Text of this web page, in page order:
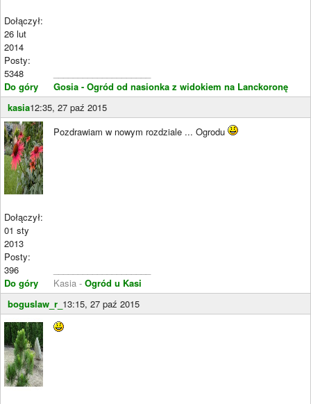
Dołączył:
26 lut
2014
Posty:
5348
Do góry
Gosia - Ogród od nasionka z widokiem na Lanckoronę
kasia12:35, 27 paź 2015
Dołączył:
01 sty
2013
Posty:
396
Do góry
Pozdrawiam w nowym rozdziale ... Ogrodu
Kasia - Ogród u Kasi
boguslaw_r_ 13:15, 27 paź 2015